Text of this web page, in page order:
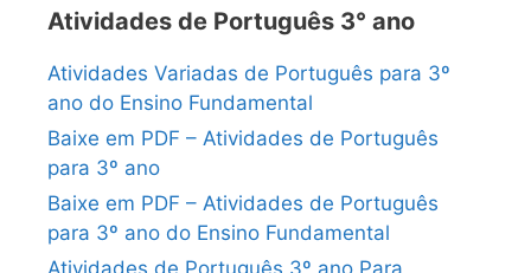
Atividades de Português 3° ano
Atividades Variadas de Português para 3º
ano do Ensino Fundamental
Baixe em PDF – Atividades de Português
para 3º ano
Baixe em PDF – Atividades de Português
para 3º ano do Ensino Fundamental